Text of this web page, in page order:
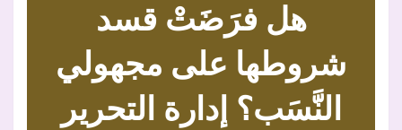
هل فرَضَتْ قسد
شروطها على مجهولي
النَّسَب؟ إدارة التحرير